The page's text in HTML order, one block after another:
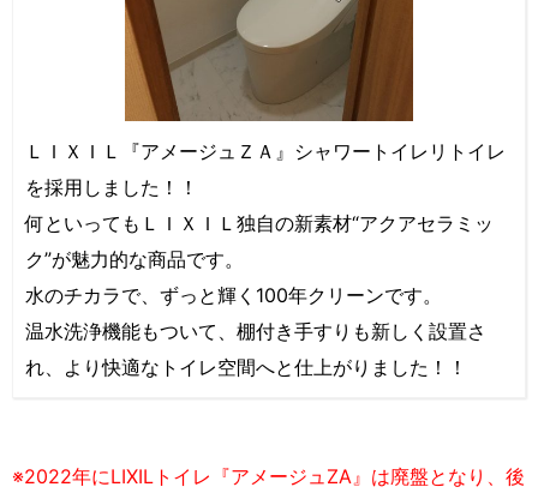
ＬＩＸＩＬ『アメージュＺＡ』シャワートイレリトイレ
を採用しました！！
何といってもＬＩＸＩＬ独自の新素材“アクアセラミッ
ク”が魅力的な商品です。
水のチカラで、ずっと輝く100年クリーンです。
温水洗浄機能もついて、棚付き手すりも新しく設置さ
れ、より快適なトイレ空間へと仕上がりました！！
※2022年にLIXILトイレ『アメージュZA』は廃盤となり、後